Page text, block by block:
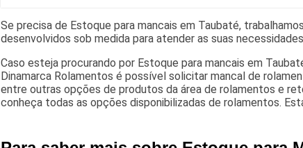
Se precisa de Estoque para mancais em Taubaté,
desenvolvidos sob medida para atender as suas
Caso esteja procurando por Estoque para mancais em
Dinamarca Rolamentos é possível solicitar mancal de
entre outras opções de produtos da área de rolamentos e
conheça todas as opções disponibilizadas de rolamentos.